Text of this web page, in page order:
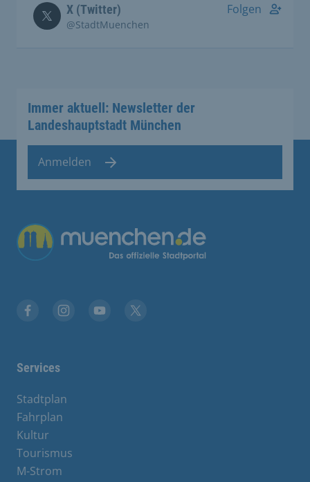
X (Twitter)
@StadtMuenchen
Folgen
Immer aktuell: Newsletter der
Landeshauptstadt München
Anmelden
Übergreifende Links
Services
Stadtplan
Fahrplan
Kultur
Tourismus
M-Strom